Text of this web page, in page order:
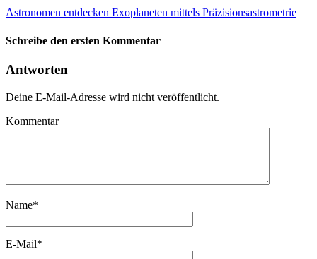
Astronomen entdecken Exoplaneten mittels Präzisionsastrometrie
Schreibe den ersten Kommentar
Antworten
Deine E-Mail-Adresse wird nicht veröffentlicht.
Kommentar
Name*
E-Mail*